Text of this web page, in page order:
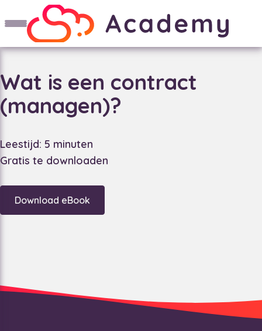
Wat is een contract
(managen)?
Leestijd: 5 minuten
Gratis te downloaden
Download eBook